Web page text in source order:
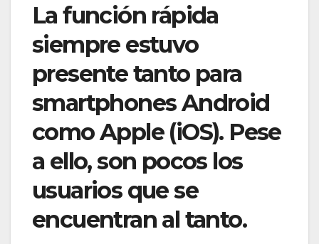
La función rápida
siempre estuvo
presente tanto para
smartphones Android
como Apple (iOS). Pese
a ello, son pocos los
usuarios que se
encuentran al tanto.